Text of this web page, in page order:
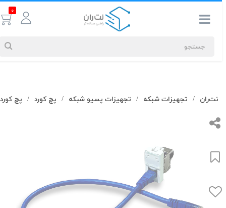
0
جستجوهای
شما
#کابل شبکه
بیشترین
جستجوهای
#کابل شبکه
#کابل شبکه لگراند #کابل شبکه نگزنس
نت‌ران تجهیزات شبکه تجهیزات پسیو شبکه پچ کورد پچ کورد Cat6